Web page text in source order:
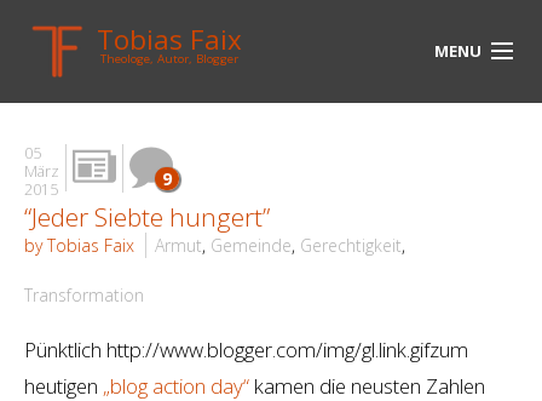
Tobias Faix
Theologe, Autor, Blogger MENU
HOME
BLOG
BIOGRAPHIE
05
März
2015
9
“Jeder Siebte hungert”
by Tobias Faix Armut, Gemeinde, Gerechtigkeit,
Transformation
Pünktlich http://www.blogger.com/img/gl.link.gifzum
heutigen „blog action day“ kamen die neusten Zahlen